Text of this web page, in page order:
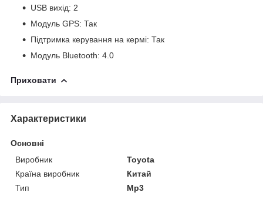
USB вихід: 2
Модуль GPS: Так
Підтримка керування на кермі: Так
Модуль Bluetooth: 4.0
Приховати
Характеристики
Основні
Виробник
Toyota
Країна виробник
Китай
Тип
Mp3